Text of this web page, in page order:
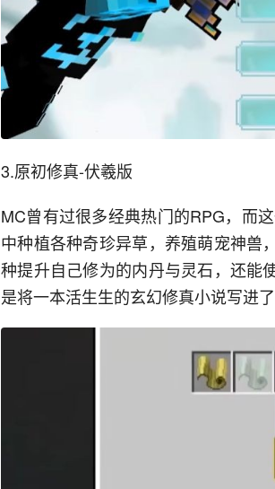
3.原初修真-伏羲版
MC曾有过很多经典热门的RPG，而
中种植各种奇珍异草，养殖萌宠神兽
种提升自己修为的内丹与灵石，还能
是将一本活生生的玄幻修真小说写进